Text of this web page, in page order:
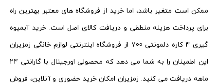
ممکن است متغیر باشد، اما خرید از فروشگاه های معتبر بهترین راه
برای پرداخت هزینه منطقی و دریافت کالای اصل است. خرید آبمیوه
گیری 4 کاره دلمونتی 700 از فروشگاه اینترنتی لوازم خانگی زمزیران
این اطمینان را به شما می دهد که محصولی اورجینال با گارانتی 24
ماهه دریافت می کنید. زمزیران امکان خرید حضوری و آنلاین، فروش